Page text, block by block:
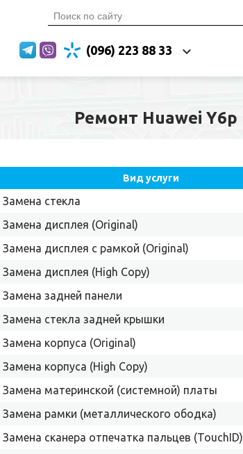
(096) 223 88 33
Ремонт Huawei Y6p
Вид услуги
Замена стекла
Замена дисплея (Original)
Замена дисплея с рамкой (Original)
Замена дисплея (High Copy)
Замена задней панели
Замена стекла задней крышки
Замена корпуса (Original)
Замена корпуса (High Copy)
Замена материнской (системной) платы
Замена рамки (металлического ободка)
Замена сканера отпечатка пальцев (TouchID)